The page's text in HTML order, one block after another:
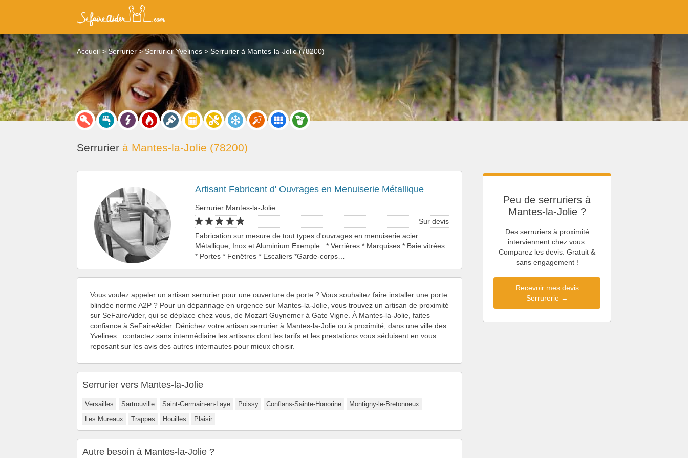
Accueil Serrurier Serrurier Yvelines Serrurier à Mantes-la-Jolie (78200)
Serrurier à Mantes-la-Jolie (78200)
Peu de serruriers à
Mantes-la-Jolie ?
Des serruriers à proximité
interviennent chez vous.
Comparez les devis. Gratuit &
sans engagement !
Recevoir mes devis
Serrurerie →
Artisant Fabricant d' Ouvrages en Menuiserie Métallique
Serrurier Mantes-la-Jolie
Sur devis
Fabrication sur mesure de tout types d'ouvrages en menuiserie acier
Métallique, Inox et Aluminium Exemple : * Verrières * Marquises * Baie vitrées
* Portes * Fenêtres * Escaliers *Garde-corps…
Vous voulez appeler un artisan serrurier pour une ouverture de porte ? Vous souhaitez faire installer une porte
blindée norme A2P ? Pour un dépannage en urgence sur Mantes-la-Jolie, vous trouvez un artisan de proximité
sur SeFaireAider, qui se déplace chez vous, de Mozart Guynemer à Gate Vigne. À Mantes-la-Jolie, faites
confiance à SeFaireAider. Dénichez votre artisan serrurier à Mantes-la-Jolie ou à proximité, dans une ville des
Yvelines : contactez sans intermédiaire les artisans dont les tarifs et les prestations vous séduisent en vous
reposant sur les avis des autres internautes pour mieux choisir.
Serrurier vers Mantes-la-Jolie
Versailles Sartrouville Saint-Germain-en-Laye Poissy Conflans-Sainte-Honorine
Montigny-le-Bretonneux
Les Mureaux
Trappes Houilles Plaisir
Autre besoin à Mantes-la-Jolie ?